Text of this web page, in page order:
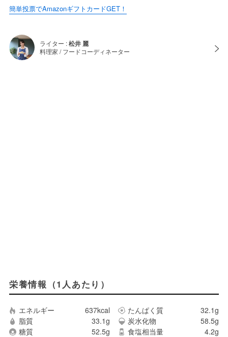
簡単投票でAmazonギフトカードGET！
ライター :松井 麗
料理家 / フードコーディネーター
栄養情報（1人あたり）
エネルギー 637kcal たんぱく質
32.1g
脂質
33.1g 炭水化物
58.5g
糖質
52.5g 食塩相当量 4.2g